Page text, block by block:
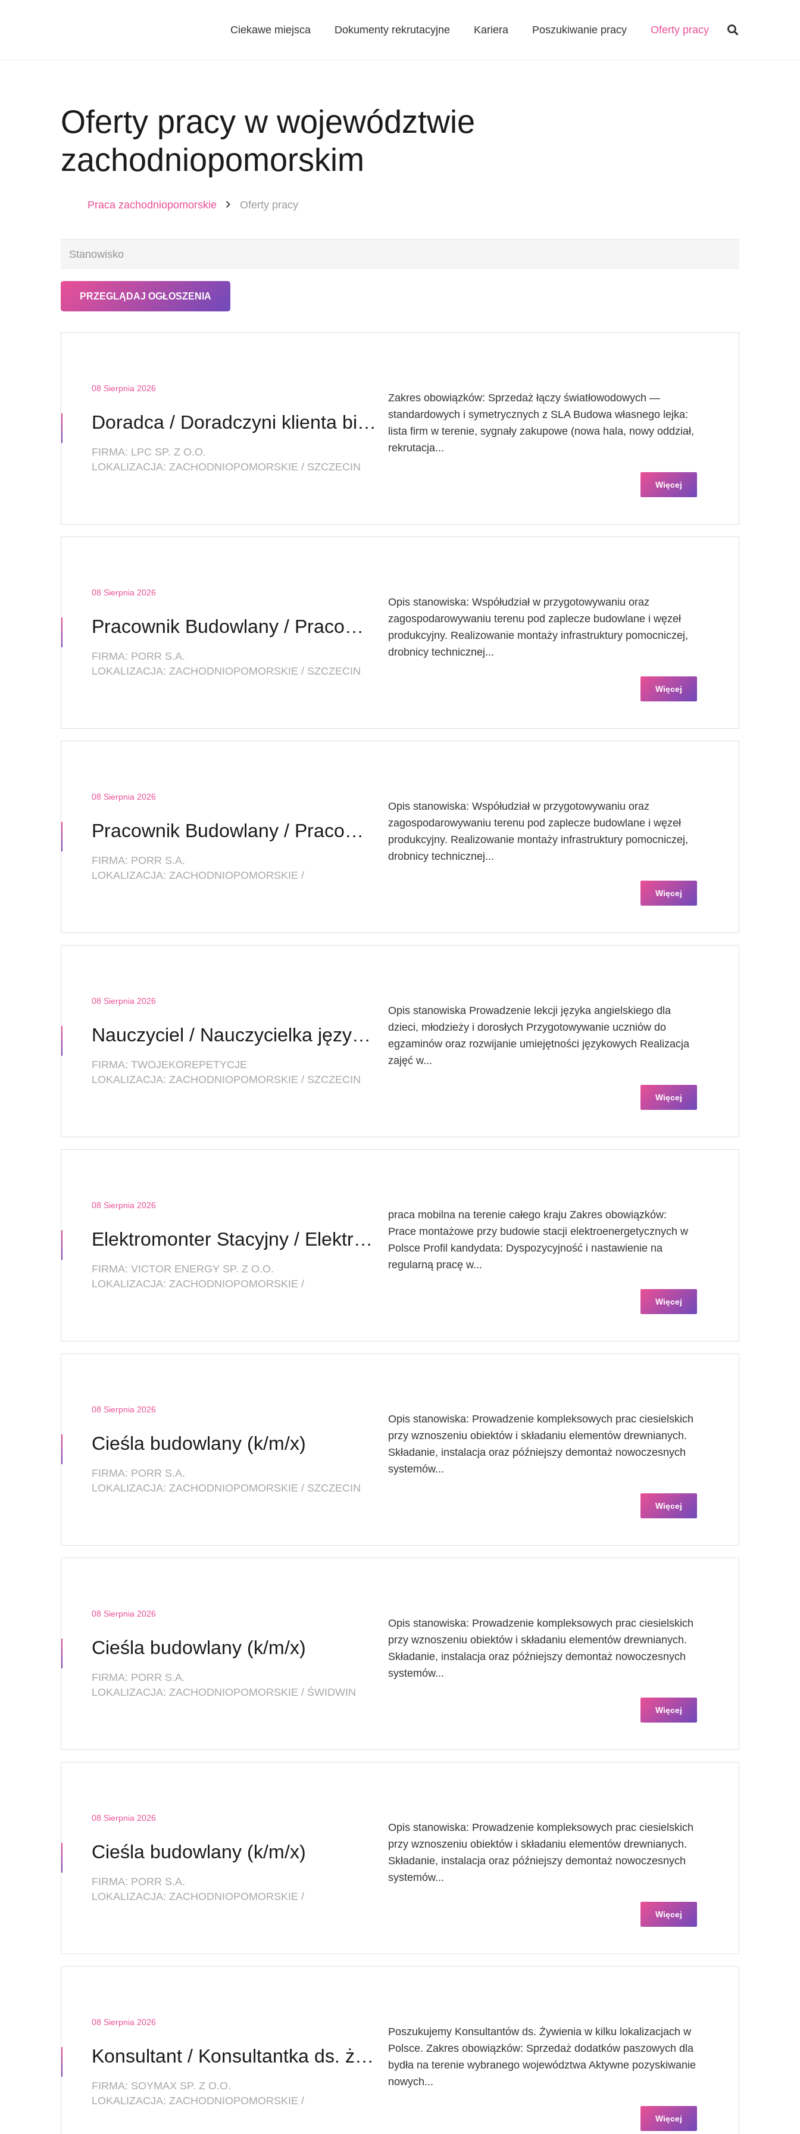
Ciekawe miejsca Dokumenty rekrutacyjne Kariera Poszukiwanie pracy Oferty pracy
Oferty pracy w województwie
zachodniopomorskim
Praca zachodniopomorskie Oferty pracy
08 Sierpnia 2026
Doradca / Doradczyni klienta biznesowego
FIRMA: LPC SP. Z O.O.
LOKALIZACJA: ZACHODNIOPOMORSKIE / SZCZECIN
Zakres obowiązków: Sprzedaż łączy światłowodowych —
standardowych i symetrycznych z SLA Budowa własnego lejka:
lista firm w terenie, sygnały zakupowe (nowa hala, nowy oddział,
rekrutacja...
Więcej
08 Sierpnia 2026
Pracownik Budowlany / Pracownica Budowlana (k/m/x)
FIRMA: PORR S.A.
LOKALIZACJA: ZACHODNIOPOMORSKIE / SZCZECIN
Opis stanowiska: Współudział w przygotowywaniu oraz
zagospodarowywaniu terenu pod zaplecze budowlane i węzeł
produkcyjny. Realizowanie montaży infrastruktury pomocniczej,
drobnicy technicznej...
Więcej
08 Sierpnia 2026
Pracownik Budowlany / Pracownica Budowlana (k/m/x)
FIRMA: PORR S.A.
LOKALIZACJA: ZACHODNIOPOMORSKIE /
Opis stanowiska: Współudział w przygotowywaniu oraz
zagospodarowywaniu terenu pod zaplecze budowlane i węzeł
produkcyjny. Realizowanie montaży infrastruktury pomocniczej,
drobnicy technicznej...
Więcej
08 Sierpnia 2026
Nauczyciel / Nauczycielka języka angielskiego
FIRMA: TWOJEKOREPETYCJE
LOKALIZACJA: ZACHODNIOPOMORSKIE / SZCZECIN
Opis stanowiska Prowadzenie lekcji języka angielskiego dla
dzieci, młodzieży i dorosłych Przygotowywanie uczniów do
egzaminów oraz rozwijanie umiejętności językowych Realizacja
zajęć w...
Więcej
08 Sierpnia 2026
Elektromonter Stacyjny / Elektromonterka Stacyjna (K/M)
FIRMA: VICTOR ENERGY SP. Z O.O.
LOKALIZACJA: ZACHODNIOPOMORSKIE /
praca mobilna na terenie całego kraju Zakres obowiązków:
Prace montażowe przy budowie stacji elektroenergetycznych w
Polsce Profil kandydata: Dyspozycyjność i nastawienie na
regularną pracę w...
Więcej
08 Sierpnia 2026
Cieśla budowlany (k/m/x)
FIRMA: PORR S.A.
LOKALIZACJA: ZACHODNIOPOMORSKIE / SZCZECIN
Opis stanowiska: Prowadzenie kompleksowych prac ciesielskich
przy wznoszeniu obiektów i składaniu elementów drewnianych.
Składanie, instalacja oraz późniejszy demontaż nowoczesnych
systemów...
Więcej
08 Sierpnia 2026
Cieśla budowlany (k/m/x)
FIRMA: PORR S.A.
LOKALIZACJA: ZACHODNIOPOMORSKIE / ŚWIDWIN
Opis stanowiska: Prowadzenie kompleksowych prac ciesielskich
przy wznoszeniu obiektów i składaniu elementów drewnianych.
Składanie, instalacja oraz późniejszy demontaż nowoczesnych
systemów...
Więcej
08 Sierpnia 2026
Cieśla budowlany (k/m/x)
FIRMA: PORR S.A.
LOKALIZACJA: ZACHODNIOPOMORSKIE /
Opis stanowiska: Prowadzenie kompleksowych prac ciesielskich
przy wznoszeniu obiektów i składaniu elementów drewnianych.
Składanie, instalacja oraz późniejszy demontaż nowoczesnych
systemów...
Więcej
08 Sierpnia 2026
Konsultant / Konsultantka ds. żywienia
FIRMA: SOYMAX SP. Z O.O.
LOKALIZACJA: ZACHODNIOPOMORSKIE /
Poszukujemy Konsultantów ds. Żywienia w kilku lokalizacjach w
Polsce. Zakres obowiązków: Sprzedaż dodatków paszowych dla
bydła na terenie wybranego województwa Aktywne pozyskiwanie
nowych...
Więcej